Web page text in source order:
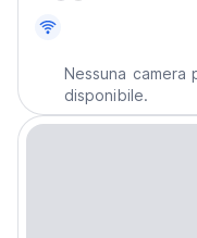
Nessuna camera
disponibile.